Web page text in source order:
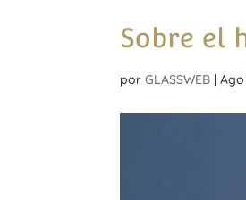
Sobre el
porGLASSWEB |Ago